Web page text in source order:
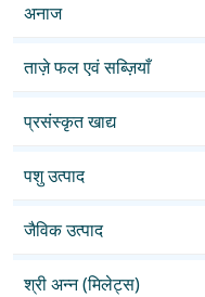
अनाज
ताज़े फल एवं सब्ज़ियाँ
प्रसंस्कृत खाद्य
पशु उत्पाद
जैविक उत्पाद
श्री अन्न (मिलेट्स)